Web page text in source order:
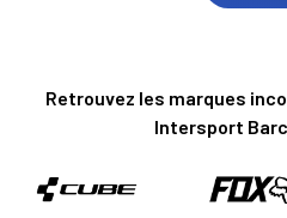
Retrouvez les marques
Intersport